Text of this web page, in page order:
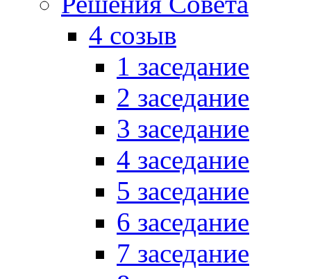
4 созыв
1 заседание
2 заседание
3 заседание
4 заседание
5 заседание
6 заседание
7 заседание